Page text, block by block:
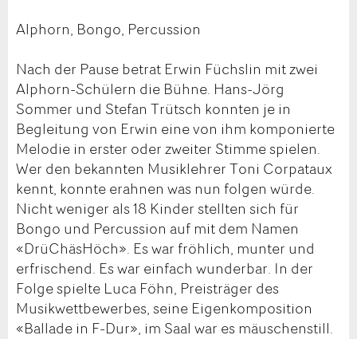
Alphorn, Bongo, Percussion
Nach der Pause betrat Erwin Füchslin mit zwei
Alphorn-Schülern die Bühne. Hans-Jörg
Sommer und Stefan Trütsch konnten je in
Begleitung von Erwin eine von ihm komponierte
Melodie in erster oder zweiter Stimme spielen.
Wer den bekannten Musiklehrer Toni Corpataux
kennt, konnte erahnen was nun folgen würde.
Nicht weniger als 18 Kinder stellten sich für
Bongo und Percussion auf mit dem Namen
«DrüChäsHöch». Es war fröhlich, munter und
erfrischend. Es war einfach wunderbar. In der
Folge spielte Luca Föhn, Preisträger des
Musikwettbewerbes, seine Eigenkomposition
«Ballade in F-Dur», im Saal war es mäuschenstill.